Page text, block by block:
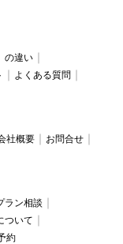
の違い
よくある質問
社概要
お問合せ
ラン相談
ついて
約